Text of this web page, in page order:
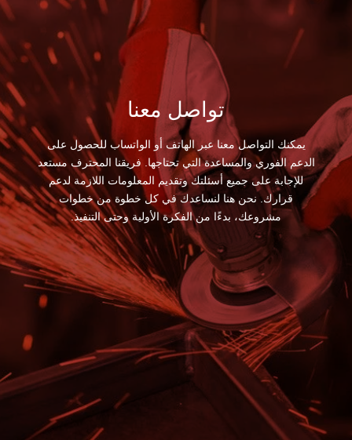
تواصل معنا
يمكنك التواصل معنا عبر الهاتف أو الواتساب للحصول على
الدعم الفوري والمساعدة التي تحتاجها. فريقنا المحترف مستعد
للإجابة على جميع أسئلتك وتقديم المعلومات اللازمة لدعم
قرارك. نحن هنا لنساعدك في كل خطوة من خطوات
مشروعك، بدءًا من الفكرة الأولية وحتى التنفيذ.